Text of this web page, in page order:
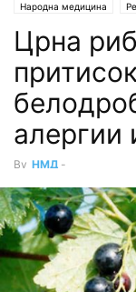
Народна медицина
Црна
алергии
By НМД -